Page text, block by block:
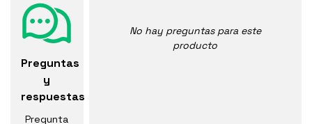
Preguntas
y
respuestas
Pregunta
No hay preguntas para este
producto